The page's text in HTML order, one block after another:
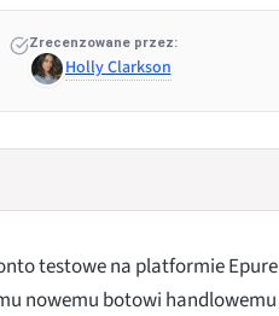
Zrecenzowane przez:
Holly Clarkson
testowe na platformie Epure
nowemu botowi handlowemu